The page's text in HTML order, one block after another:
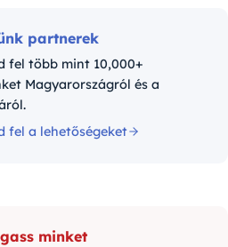
partnerek
fel több mint 10,000+
Magyarországról és a
fel a lehetőségeket
minket